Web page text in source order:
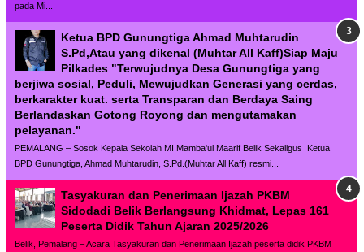
pada Mi...
Ketua BPD Gunungtiga Ahmad Muhtarudin
S.Pd,Atau yang dikenal (Muhtar All Kaff)Siap Maju
Pilkades "Terwujudnya Desa Gunungtiga yang
berjiwa sosial, Peduli, Mewujudkan Generasi yang cerdas,
berkarakter kuat. serta Transparan dan Berdaya Saing
Berlandaskan Gotong Royong dan mengutamakan
pelayanan."
PEMALANG – Sosok Kepala Sekolah MI Mamba'ul Maarif Belik Sekaligus Ketua
BPD Gunungtiga, Ahmad Muhtarudin, S.Pd.(Muhtar All Kaff) resmi...
Tasyakuran dan Penerimaan Ijazah PKBM
Sidodadi Belik Berlangsung Khidmat, Lepas 161
Peserta Didik Tahun Ajaran 2025/2026
Belik, Pemalang – Acara Tasyakuran dan Penerimaan Ijazah peserta didik PKBM